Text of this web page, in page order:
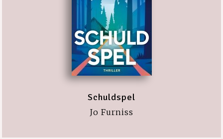
Schuldspel
Jo Furniss